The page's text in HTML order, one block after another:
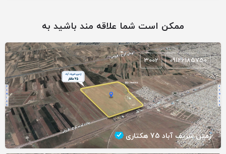
ممکن است شما علاقه مند باشید به
زمین شریف آباد 75 هکتاری
09126185750
3002